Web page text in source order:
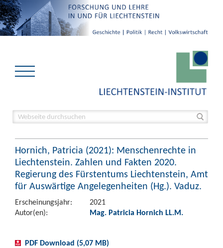
Hornich, Patricia (2021): Menschenrechte in
Liechtenstein. Zahlen und Fakten 2020.
Regierung des Fürstentums Liechtenstein, Amt
für Auswärtige Angelegenheiten (Hg.). Vaduz.
Erscheinungsjahr:
2021
Autor(en):
Mag. Patricia Hornich LL.M.
PDF Download (5,07 MB)